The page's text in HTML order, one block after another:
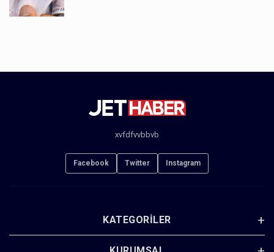
xvfdfvvbbvb
Facebook Twitter Instagram
KATEGORILER